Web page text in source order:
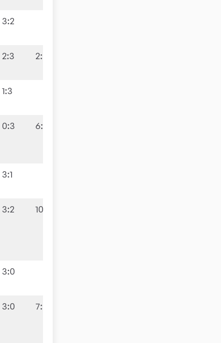
3:2
2:3 2:8
1:3
0:3 6:4
3:1
3:2 10:0
3:0
3:0 7:3